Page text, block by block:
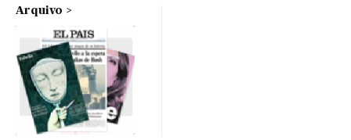
Arquivo